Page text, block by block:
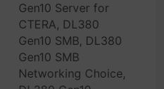
Gen10 Server for
CTERA, DL380
Gen10 SMB, DL380
Gen10 SMB
Networking Choice,